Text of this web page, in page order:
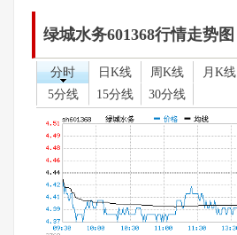
绿城水务601368行情走势图
分时 日K线 周K线 月K线
5分线
15分线 30分线